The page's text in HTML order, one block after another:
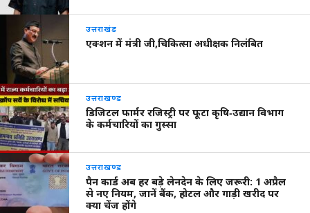
उत्तराखंड
एक्शन में मंत्री जी,चिकित्सा अधीक्षक निलंबित
उत्तराखण्ड
डिजिटल फार्मर रजिस्ट्री पर फूटा कृषि‑उद्यान विभाग
के कर्मचारियों का गुस्सा
उत्तराखण्ड
पैन कार्ड अब हर बड़े लेनदेन के लिए जरूरी: 1 अप्रैल
से नए नियम, जानें बैंक, होटल और गाड़ी खरीद पर
क्या चेंज होंगे